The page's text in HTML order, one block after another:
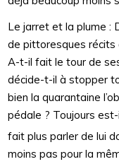
Le jarret et la plume :
de pittoresques récits
A-t-il fait le tour de
décide-t-il à stopper
bien la quarantaine
pédale ? Toujours
fait plus parler de lui
moins pas pour la